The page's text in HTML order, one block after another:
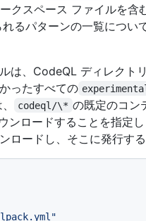
クスペース ファイルを含
るパターンの一覧について
は、CodeQL ディレクト
ったすべての
codeql/\* の既定のコン
ンロードすることを指定
ロードし、そこに発行する